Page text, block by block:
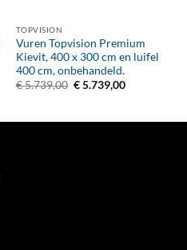
TOPVISION
Vuren Topvision Premium
Kievit, 400 x 300 cm en luifel
400 cm, onbehandeld.
€5.739,00 Oorspronkelijke
€5.739,00Huidige